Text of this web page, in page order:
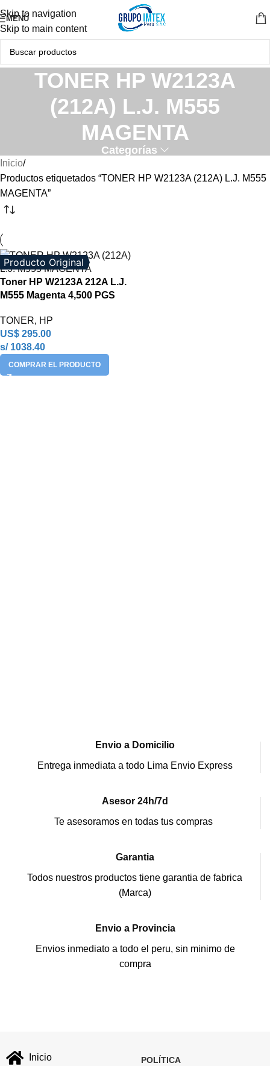
Skip to navigation
Skip to main content
MENÚ
TONER HP W2123A
(212A) L.J. M555
MAGENTA
Categorías
Inicio
Productos etiquetados “TONER HP W2123A (212A) L.J. M555
MAGENTA”
Producto Original
Toner HP W2123A 212A L.J.
M555 Magenta 4,500 PGS
TONER, HP
US$ 295.00
s/ 1038.40
COMPRAR EL PRODUCTO
Envio a Domicilio
Entrega inmediata a todo Lima Envio Express
Asesor 24h/7d
Te asesoramos en todas tus compras
Garantia
Todos nuestros productos tiene garantia de fabrica
(Marca)
Envio a Provincia
Envios inmediato a todo el peru, sin minimo de
compra
Inicio POLÍTICA